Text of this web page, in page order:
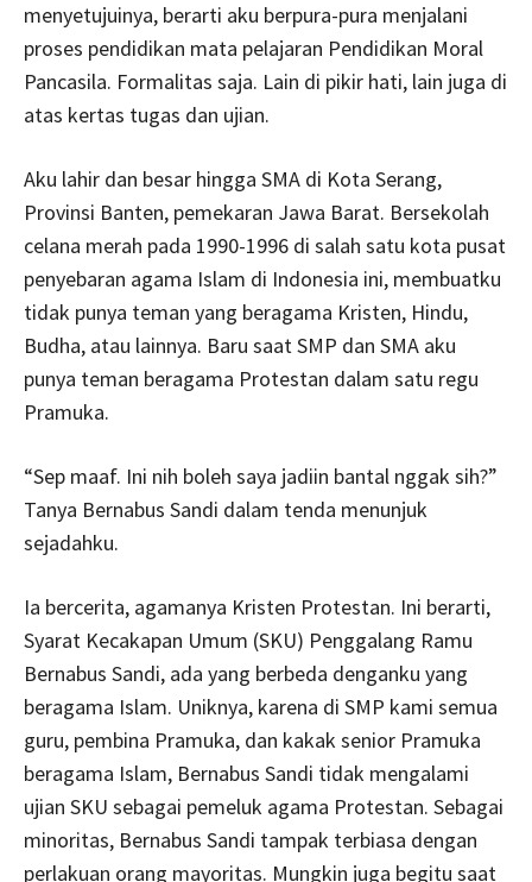
menyetujuinya, berarti aku berpura-pura menjalani
proses pendidikan mata pelajaran Pendidikan Moral
Pancasila. Formalitas saja. Lain di pikir hati, lain juga di
atas kertas tugas dan ujian.
Aku lahir dan besar hingga SMA di Kota Serang,
Provinsi Banten, pemekaran Jawa Barat. Bersekolah
celana merah pada 1990-1996 di salah satu kota pusat
penyebaran agama Islam di Indonesia ini, membuatku
tidak punya teman yang beragama Kristen, Hindu,
Budha, atau lainnya. Baru saat SMP dan SMA aku
punya teman beragama Protestan dalam satu regu
Pramuka.
“Sep maaf. Ini nih boleh saya jadiin bantal nggak sih?”
Tanya Bernabus Sandi dalam tenda menunjuk
sejadahku.
Ia bercerita, agamanya Kristen Protestan. Ini berarti,
Syarat Kecakapan Umum (SKU) Penggalang Ramu
Bernabus Sandi, ada yang berbeda denganku yang
beragama Islam. Uniknya, karena di SMP kami semua
guru, pembina Pramuka, dan kakak senior Pramuka
beragama Islam, Bernabus Sandi tidak mengalami
ujian SKU sebagai pemeluk agama Protestan. Sebagai
minoritas, Bernabus Sandi tampak terbiasa dengan
perlakuan orang mayoritas. Mungkin juga begitu saat